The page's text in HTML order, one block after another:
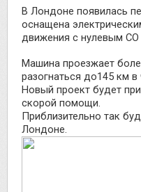
В Лондоне появилась
оснащена
движения с нулевым
Машина проезжает
разогнаться до145 км в
Новый проект будет
скорой помощи.
Приблизительно так
Лондоне.